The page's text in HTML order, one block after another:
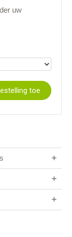
uw
toe